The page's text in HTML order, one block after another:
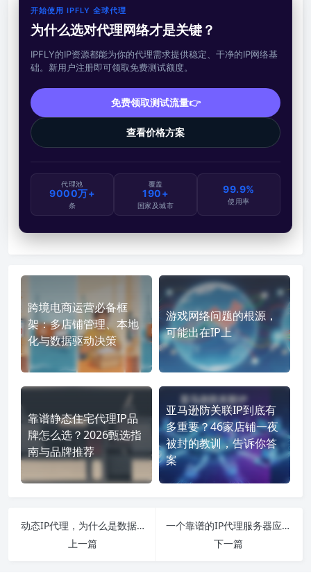
开始使用 IPFLY 全球代理
为什么选对代理网络才是关键？
IPFLY的IP资源都能为你的代理需求提供稳定、干净的IP网络基
础。新用户注册即可领取免费测试额度。
免费领取测试流量👉
查看价格方案
代理池
9000万+
条
覆盖
190+
国家及城市
99.9%
使用率
跨境电商运营必备框
架：多店铺管理、本地
化与数据驱动决策
游戏网络问题的根源，
可能出在IP上
靠谱静态住宅代理IP品
牌怎么选？2026甄选指
南与品牌推荐
亚马逊防关联IP到底有
多重要？46家店铺一夜
被封的教训，告诉你答
案
动态IP代理，为什么是数据采集的“永动机”？
上一篇
一个靠谱的IP代理服务器应该具备哪些能力？
下一篇